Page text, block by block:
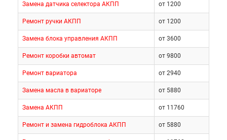
Замена датчика селектора АКПП от 1200
Ремонт ручки АКПП от 1200
Замена блока управления АКПП от 3600
Ремонт коробки автомат от 9800
Ремонт вариатора от 2940
Замена масла в вариаторе от 5880
Замена АКПП от 11760
Ремонт и замена гидроблока АКПП от 5880